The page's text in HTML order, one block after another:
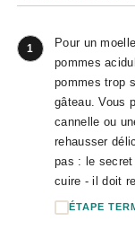
1
Pour un
pommes
pommes trop
gâteau. Vous
cannelle ou
rehausser
pas : le
cuire - il doit
ÉTAPE